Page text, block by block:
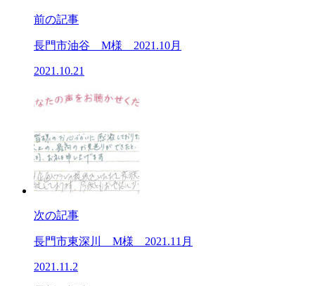
前の記事
長門市油谷 M様 2021.10月
2021.10.21
次の記事
長門市東深川 M様 2021.11月
2021.11.2